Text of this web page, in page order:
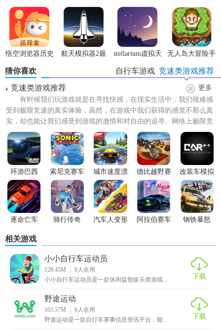
2. 赛道挑战：游戏提供了多种类型的赛道，包括公路、山
地、城市等，每条赛道都有自己的特点，玩家需要针对不同
的赛道选择不同的策略。
3. 操作技巧：游戏注重玩家的操作技巧，玩家需要通过滑动
屏幕来控制自行车的方向和速度，掌握好操作技巧可以让玩
家在比赛中更占优势。
【运动自行车亮点】
1. 游戏提供了多种游戏模式，包括单人模式、多人模式和在
线模式，玩家可以根据自己的喜好选择不同的游戏模式。
2. 游戏提供了多种新车供玩家解锁，玩家可以通过完成比赛
获得金币，用金币可以购买更高级的自行车。
3. 游戏提供了多种新车供玩家解锁，让玩家可以不断追求新
的挑战。
【运动自行车优势】
1. 画面精美：游戏的画面非常精美，自行车和赛道的表现非
常逼真。
来控制自行车的方向和速度。
3. 游戏模式多样：游戏提供了多种游戏模式，让玩家可以在
广告版
悟空浏览器历史
版本
航天模拟器2最
stellarium虚拟天
文台
无人岛大冒险手
机版
猜你喜欢 竞速类游戏推荐
自行车游戏
竞速类游戏推荐
更多
有时候我们玩游戏就是在寻找快感，在现实生活中，我们很难感
受到极限竞速的真实体验，虽然，在游戏中我们获得的感觉不那么真
实，却也能让我们感受到游戏的激情和对自由的追寻。网络上极限竞
速游戏繁多有杂乱，难以获...
环游巴西
2026
索尼克赛车
城市速度漂
移赛车
德比越野赛
车
改装车模拟
器
逐命亡车 骑行传奇 汽车人变形
阿拉伯赛车
钢铁暴怒
相关游戏
小小自行车运动员
128.45M 9人在用
小小自行车运动员是一款休闲益智娱乐类游戏...
下载
野途运动
103.57M 6人在用
野途运动是一款自行车赛事信息资讯平台，能...
下载